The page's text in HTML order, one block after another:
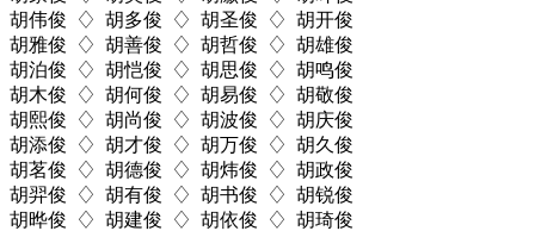
胡伟俊 ♢ 胡多俊 ♢ 胡圣俊 ♢ 胡开俊
胡雅俊 ♢ 胡善俊 ♢ 胡哲俊 ♢ 胡雄俊
胡泊俊 ♢ 胡恺俊 ♢ 胡思俊 ♢ 胡鸣俊
胡木俊 ♢ 胡何俊 ♢ 胡易俊 ♢ 胡敬俊
胡熙俊 ♢ 胡尚俊 ♢ 胡波俊 ♢ 胡庆俊
胡添俊 ♢ 胡才俊 ♢ 胡万俊 ♢ 胡久俊
胡茗俊 ♢ 胡德俊 ♢ 胡炜俊 ♢ 胡政俊
胡羿俊 ♢ 胡有俊 ♢ 胡书俊 ♢ 胡锐俊
胡晔俊 ♢ 胡建俊 ♢ 胡依俊 ♢ 胡琦俊